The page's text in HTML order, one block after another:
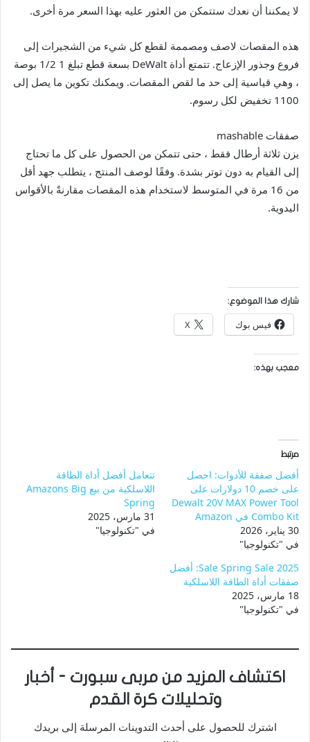
لا يمكننا أن نعدك ستتمكن من العثور عليه بهذا السعر مرة أخرى.
هذه المقصات لاصف ومصممة لقطع كل شيء من الشجيرات إلى
فروع وجذور الإزعاج. تتمتع أداة DeWalt بسعة قطع تبلغ 1 1/2 بوصة
، وهي قياسية إلى حد ما لقص المقصات. ويمكنك تكوين ما يصل إلى
1100 تخفيض لكل رسوم.
صفقات mashable
يزن ثلاثة أرطال فقط ، حتى تتمكن من الحصول على كل ما تحتاج
إلى القيام به دون توتر بشدة. وفقًا لوصف المنتج ، يتطلب جهد أقل
من 16 مرة في المتوسط ​​لاستخدام هذه المقصات مقارنةً بالأقواس
اليدوية.
شارك هذا الموضوع:
فيس بوك X
معجب بهذه:
مرتبط
أفضل صفقة للأدوات: احصل
على خصم 10 دولارات على
Dewalt 20V MAX Power Tool
Combo Kit في Amazon
30 يناير، 2026
في "تكنولوجيا"
تتعامل أفضل أداة الطاقة
اللاسلكية من بيع Amazons Big
Spring
31 مارس، 2025
في "تكنولوجيا"
Sale Spring Sale 2025: أفضل
صفقات أداة الطاقة اللاسلكية
18 مارس، 2025
في "تكنولوجيا"
اكتشاف المزيد من مربى سبورت - أخبار
وتحليلات كرة القدم
اشترك للحصول على أحدث التدوينات المرسلة إلى بريدك